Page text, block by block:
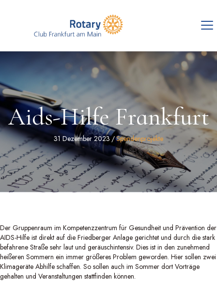
Aids-Hilfe Frankfurt
31 Dezember 2023/Spendenprojekte
Der Gruppenraum im Kompetenzzentrum für Gesundheit und Prävention der
AIDS-Hilfe ist direkt auf die Friedberger Anlage gerichtet und durch die stark
befahrene Straße sehr laut und geräuschintensiv. Dies ist in den zunehmend
heißeren Sommern ein immer größeres Problem geworden. Hier sollen zwei
Klimageräte Abhilfe schaffen. So sollen auch im Sommer dort Vorträge
gehalten und Veranstaltungen stattfinden können.